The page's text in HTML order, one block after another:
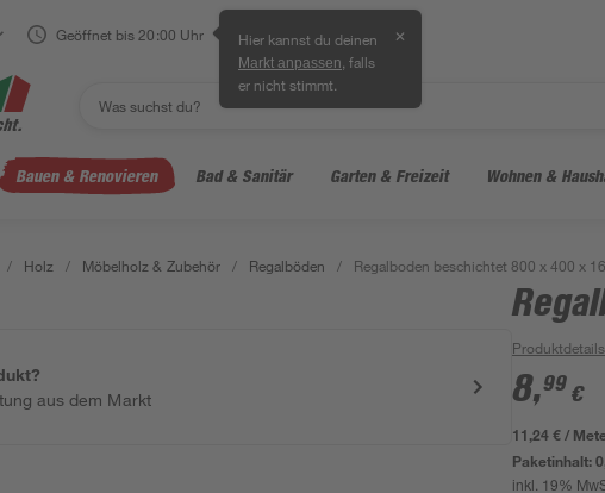
Geöffnet bis 20:00 Uhr Hier kannst du deinen
Markt anpassen , falls
er nicht stimmt.
✕
Bauen & Renovieren Bad & Sanitär Garten & Freizeit Wohnen &
/ Holz / Möbelholz & Zubehör / Regalböden / Regalboden beschichtet 800 x 400 x
aus dem Markt
Produktdetails
8,99 €
11,24 € /
Paketinhalt:
inkl. 19%